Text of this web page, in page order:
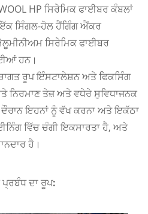
HP ਸਿਰੇਮਿਕ ਫਾਈਬਰ ਕੰਬਲਾਂ
ਸਿੰਗਲ-ਹੋਲ ਹੈਂਗਿੰਗ ਐਂਕਰ
ਸਿਰੇਮਿਕ ਫਾਈਬਰ
ਹਨ।
ਰੂਪ ਇੰਸਟਾਲੇਸ਼ਨ ਅਤੇ ਫਿਕਸਿੰਗ
ਨਿਰਮਾਣ ਤੇਜ਼ ਅਤੇ ਵਧੇਰੇ ਸੁਵਿਧਾਜਨਕ
ਇਹਨਾਂ ਨੂੰ ਵੱਖ ਕਰਨਾ ਅਤੇ ਇਕੱਠਾ
ਵਿੱਚ ਚੰਗੀ ਇਕਸਾਰਤਾ ਹੈ, ਅਤੇ
ਹੈ।
ਦਾ ਰੂਪ: